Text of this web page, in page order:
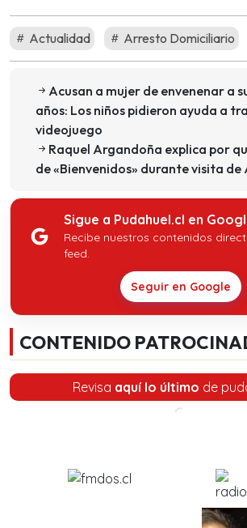
Actualidad Arresto Domiciliario
Acusan a mujer de envenenar a
años: Los niños pidieron ayuda a
videojuego
Raquel Argandoña explica por
de «Bienvenidos» durante visita
Sigue a Pudahuel.cl en
Recibe nuestros contenidos
feed.
Seguir en Google
CONTENIDO
Revisa aquí lo último de